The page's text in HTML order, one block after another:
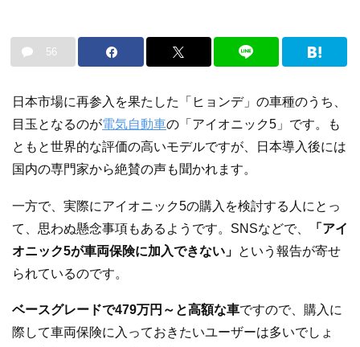
56
日本市場に再参入を果たした「ヒョンデ」の車種のうち、
目玉となるのが電気自動車の「アイオニック5」です。も
ともと世界的な評価の高いモデルですが、日本導入後には
国内の専門家から絶賛の声も聞かれます。
一方で、実際にアイオニック5の購入を検討する人にとっ
て、思わぬ懸念事項もあるようです。SNSなどで、
「アイ
オニック5が車両保険に加入できない」 という報告が寄せ
られているのです。
ベースグレードで479万円～と高額な車ですので、購入に
際して車両保険に入っておきたいユーザーは多いでしょ